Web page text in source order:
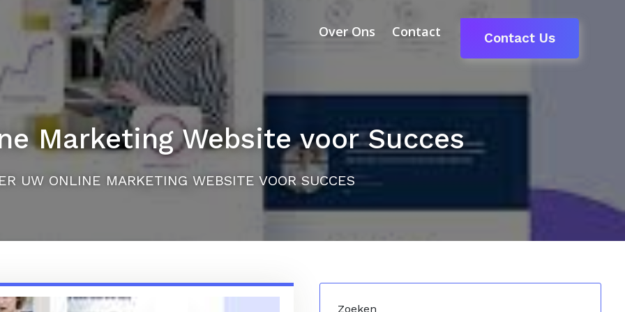
Over Ons Contact Contact Us
Marketing Website voor Succes
UW ONLINE MARKETING WEBSITE VOOR SUCCES
Zoeken